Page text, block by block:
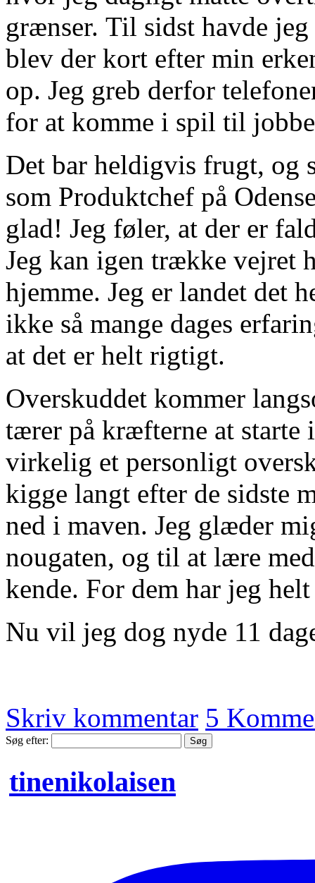
grænser. Til sidst havde
blev der kort efter min
op. Jeg greb derfor
for at komme i spil til
Det bar heldigvis frugt, og
som Produktchef på
glad! Jeg føler, at der er
Jeg kan igen trække vejret
hjemme. Jeg er landet det
ikke så mange dages
at det er helt rigtigt.
Overskuddet kommer
tærer på kræfterne at
virkelig et personligt
kigge langt efter de sidste
ned i maven. Jeg glæder
nougaten, og til at lære
kende. For dem har jeg
Nu vil jeg dog nyde 11
Skriv kommentar 5
Søg efter:
tinenikolaisen